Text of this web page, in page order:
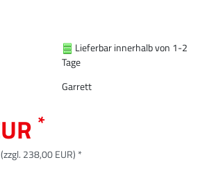
Lieferbar innerhalb von 1-2
Tage
Garrett
*
238,00 EUR) *